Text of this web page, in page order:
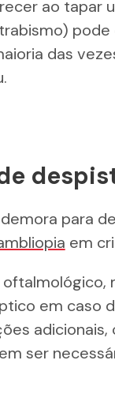
ao tapar
pode
das
para
em
em caso
adicionais,
ser